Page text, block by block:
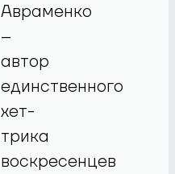
Авраменко
–
автор
единственного
хет-
трика
воскресенцев